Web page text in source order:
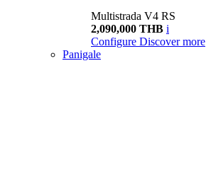
Multistrada V4 RS
2,090,000 THB i
Configure Discover more
Panigale